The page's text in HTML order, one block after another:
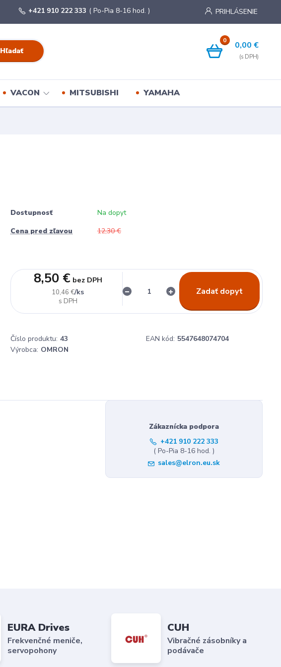
PRIHLÁSENIE
Hľadať
+421 910 222 333 ( Po-Pia 8-16 hod. )
0 0,00 €
VACON MITSUBISHI YAMAHA
Dostupnosť
Na dopyt
Cena pred zľavou
12,30 €
10,46 €/ks
8,50 € bez DPH
Zadať dopyt
Číslo produktu: 43 EAN kód: 5547648074704
Výrobca: OMRON
Zákaznícka podpora
+421 910 222 333
( Po-Pia 8-16 hod. )
sales@elron.eu.sk
EURA Drives
Frekvenčné meniče,
servopohony
CUH
Vibračné zásobníky a
podávače